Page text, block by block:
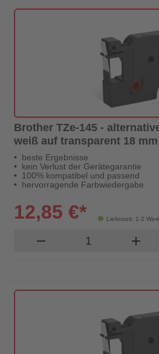
Brother TZe-145 -
weiß auf transparent 18 mm
beste Ergebnisse
kein Verlust der Gerätegarantie
100% kompatibel und passend
hervorragende Farbwiedergabe
Lieferzeit: 1-2
12,85 €*
remove Produkt add